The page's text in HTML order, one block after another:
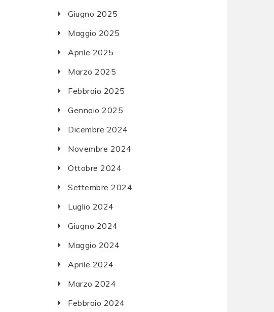
Giugno 2025
Maggio 2025
Aprile 2025
Marzo 2025
Febbraio 2025
Gennaio 2025
Dicembre 2024
Novembre 2024
Ottobre 2024
Settembre 2024
Luglio 2024
Giugno 2024
Maggio 2024
Aprile 2024
Marzo 2024
Febbraio 2024